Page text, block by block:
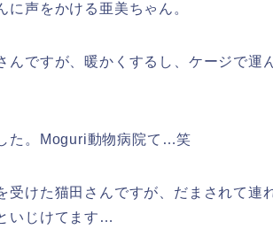
声をかける亜美ちゃん。
んですが、暖かくするし、ケージで運
た。Moguri動物病院て…笑
受けた猫田さんですが、だまされて連
いじけてます…